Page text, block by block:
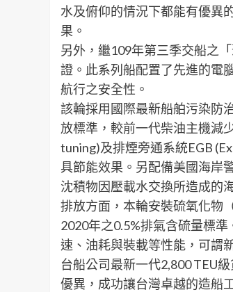
水及俯仰的情況下都能有優異
果。
另外，繼109年第三季交船之
證。此系列船配置了先進的電
航行之安全性。
該輪採用國際最新船舶污染防
放標準，較前一代柴油主機減
tuning)及排煙旁通系統EGB
具節能效果。另配備美國海岸
沈積物因壓載水交換所造成的
排放方面，本輪安裝硫氧化物
2020年之0.5%排氣含硫量標
速、油耗與裝載等性能，可謂
台船公司最新一代2,800 TEU
優異，成功讓台灣卓越的造船